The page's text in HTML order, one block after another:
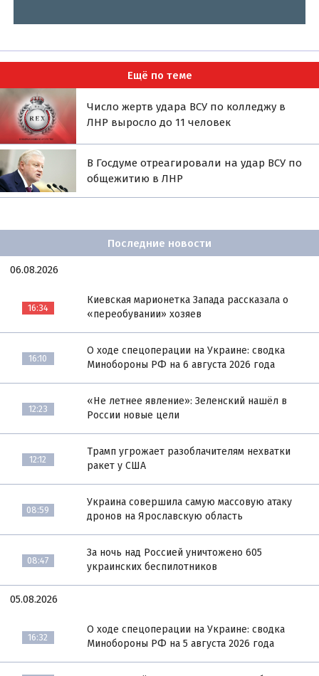
Ещё по теме
Число жертв удара ВСУ по колледжу в
ЛНР выросло до 11 человек
В Госдуме отреагировали на удар ВСУ по
общежитию в ЛНР
Последние новости
06.08.2026
16:34
Киевская марионетка Запада рассказала о
«переобувании» хозяев
16:10
О ходе спецоперации на Украине: сводка
Минобороны РФ на 6 августа 2026 года
12:23
«Не летнее явление»: Зеленский нашёл в
России новые цели
12:12
Трамп угрожает разоблачителям нехватки
ракет у США
08:59
Украина совершила самую массовую атаку
дронов на Ярославскую область
08:47
За ночь над Россией уничтожено 605
украинских беспилотников
05.08.2026
16:32
О ходе спецоперации на Украине: сводка
Минобороны РФ на 5 августа 2026 года